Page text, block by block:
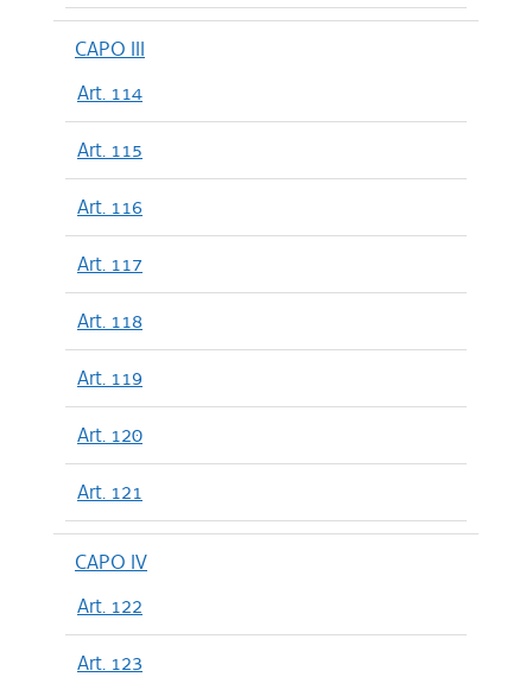
CAPO III
Art. 114
Art. 115
Art. 116
Art. 117
Art. 118
Art. 119
Art. 120
Art. 121
CAPO IV
Art. 122
Art. 123